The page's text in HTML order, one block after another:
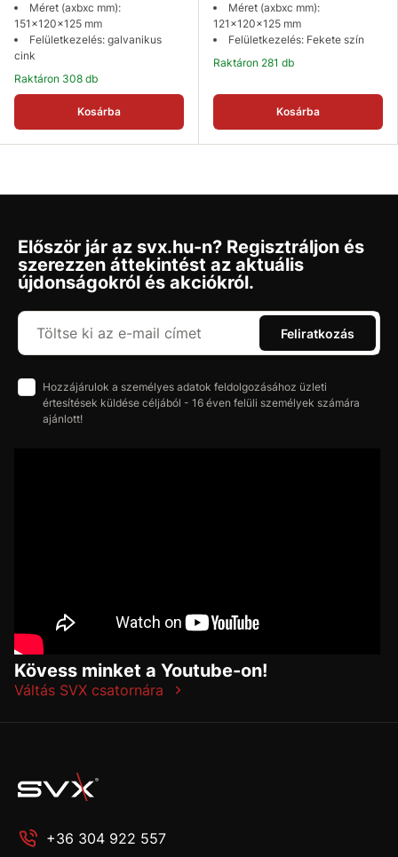
Méret (axbxc mm):
151x120x125 mm
Felületkezelés: galvanikus
cink
Raktáron 308 db
Kosárba
Méret (axbxc mm):
121x120x125 mm
Felületkezelés: Fekete szín
Raktáron 281 db
Kosárba
Először jár az svx.hu-n? Regisztráljon és
szerezzen áttekintést az aktuális
újdonságokról és akciókról.
Feliratkozás
Hozzájárulok a személyes adatok feldolgozásához üzleti
értesítések küldése céljából - 16 éven felüli személyek számára
ajánlott!
Kövess minket a Youtube-on!
Váltás SVX csatornára
+36 304 922 557